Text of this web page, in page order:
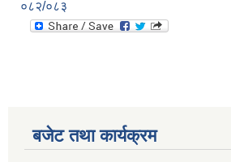
०८२/०८३
बजेट तथा कार्यक्रम